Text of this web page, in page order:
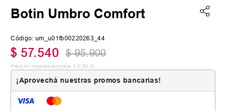
Botin Umbro Comfort
Código: um_u01fb00220263_44
$ 57.540 $ 95.900
Precio sin impuestos nacionales: $ 47 553 72
¡Aprovechá nuestras promos bancarias!